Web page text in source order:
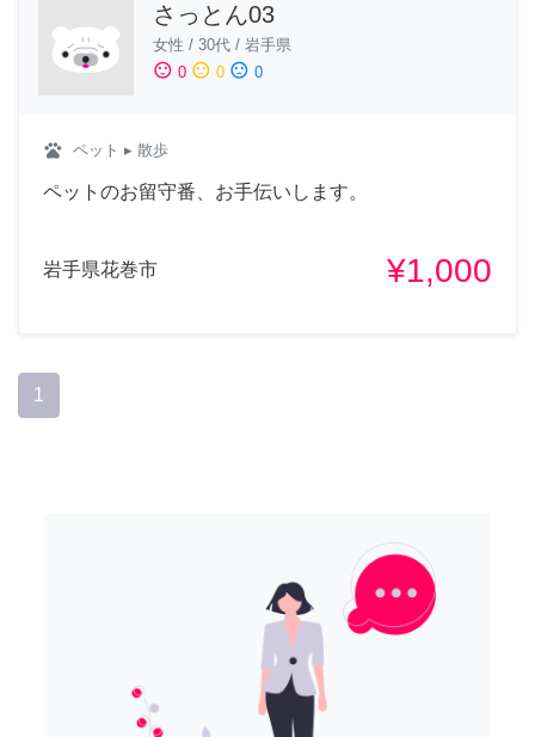
さっとん03
女性 / 30代 / 岩手県
sentiment_satisfied 0 sentiment_neutral 0 sentiment_dissatisfied 0
pets ペット ▸ 散歩
ペットのお留守番、お手伝いします。
岩手県花巻市 ¥1,000
1